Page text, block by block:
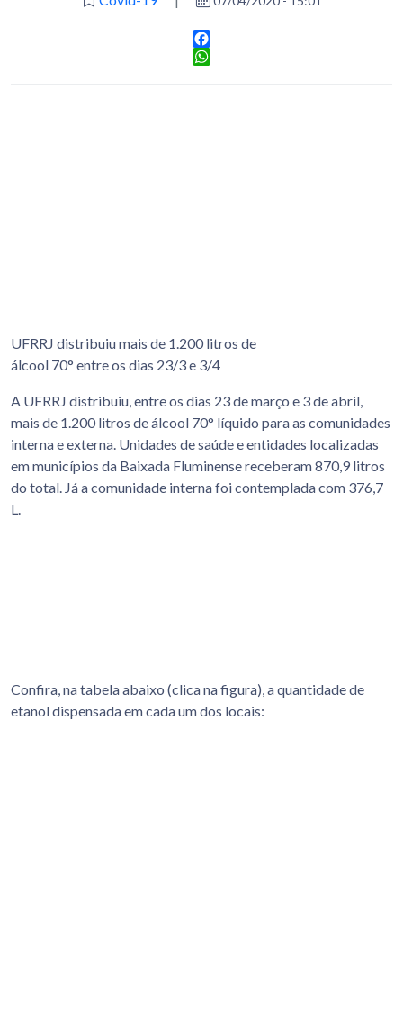
Facebook
UFRRJ distribuiu mais de 1.200 litros de
álcool 70° entre os dias 23/3 e 3/4
A UFRRJ distribuiu, entre os dias 23 de março e 3 de abril,
mais de 1.200 litros de álcool 70° líquido para as comunidades
interna e externa. Unidades de saúde e entidades localizadas
em municípios da Baixada Fluminense receberam 870,9 litros
do total. Já a comunidade interna foi contemplada com 376,7
L.
Confira, na tabela abaixo (clica na figura), a quantidade de
etanol dispensada em cada um dos locais: